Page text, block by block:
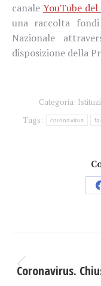
canale YouTube
una raccolta
Nazionale
disposizione della
Categoria:
Tags:
coronavirus
tra
Coronavirus.